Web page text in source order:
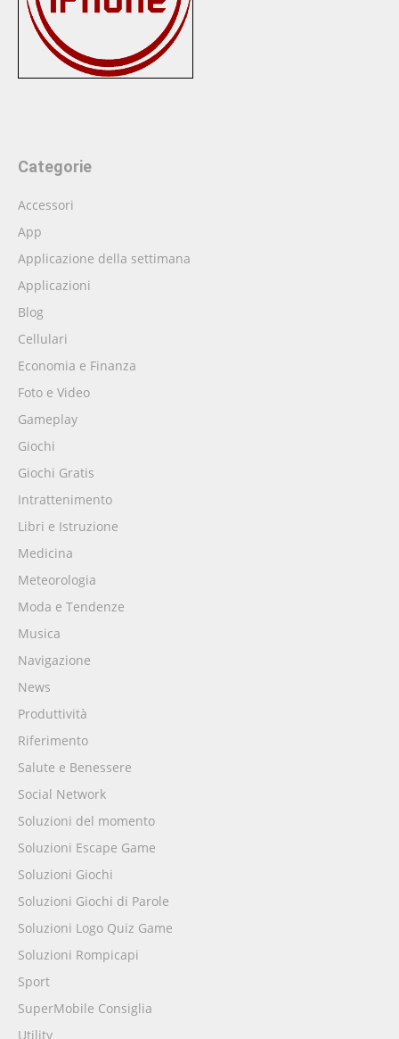
Categorie
Accessori
App
Applicazione della settimana
Applicazioni
Blog
Cellulari
Economia e Finanza
Foto e Video
Gameplay
Giochi
Giochi Gratis
Intrattenimento
Libri e Istruzione
Medicina
Meteorologia
Moda e Tendenze
Musica
Navigazione
News
Produttività
Riferimento
Salute e Benessere
Social Network
Soluzioni del momento
Soluzioni Escape Game
Soluzioni Giochi
Soluzioni Giochi di Parole
Soluzioni Logo Quiz Game
Soluzioni Rompicapi
Sport
SuperMobile Consiglia
Utility